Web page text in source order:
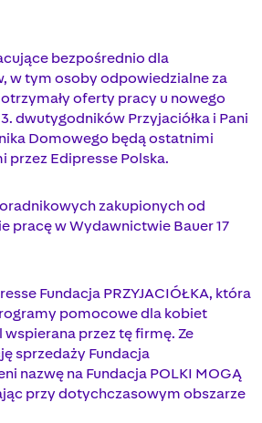
bezpośrednio dla
w tym osoby odpowiedzialne za
oferty pracy u nowego
dwutygodników Przyjaciółka i Pani
Domowego będą ostatnimi
przez Edipresse Polska.
zakupionych od
pracę w Wydawnictwie Bauer 17
Fundacja PRZYJACIÓŁKA, która
pomocowe dla kobiet
wspierana przez tę firmę. Ze
sprzedaży Fundacja
nazwę na Fundacja POLKI MOGĄ
przy dotychczasowym obszarze